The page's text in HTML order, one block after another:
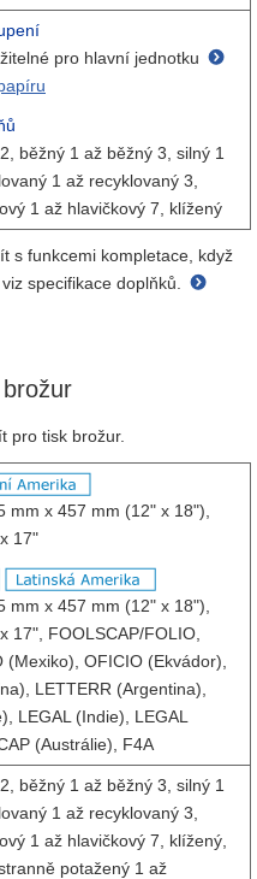
pro hlavní jednotku
běžný 1 až běžný 3, silný 1
1 až recyklovaný 3,
1 až hlavičkový 7, klížený
s funkcemi kompletace, když
specifikace doplňků.
pro tisk brožur.
mm x 457 mm (12" x 18"),
17"
mm x 457 mm (12" x 18"),
17", FOOLSCAP/FOLIO,
(Mexiko), OFICIO (Ekvádor),
LETTERR (Argentina),
LEGAL (Indie), LEGAL
(Austrálie), F4A
běžný 1 až běžný 3, silný 1
1 až recyklovaný 3,
1 až hlavičkový 7, klížený,
potažený 1 až